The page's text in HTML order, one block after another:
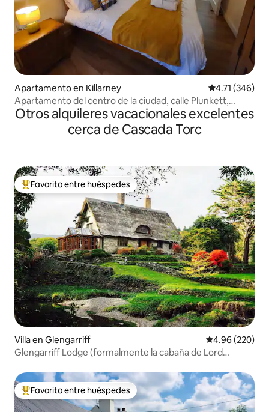
Apartamento en Killarney Calificación
4.71 (346)
Apartamento del centro de la ciudad, calle Plunkett,
Killarney
Otros alquileres vacacionales excelentes
cerca de Cascada Torc
Favorito entre huéspedes preferido
Favorito entre huéspedes
Villa en Glengarriff Calificación
4.96 (220)
Glengarriff Lodge (formalmente la cabaña de Lord
Favorito entre huéspedes preferido
Favorito entre huéspedes